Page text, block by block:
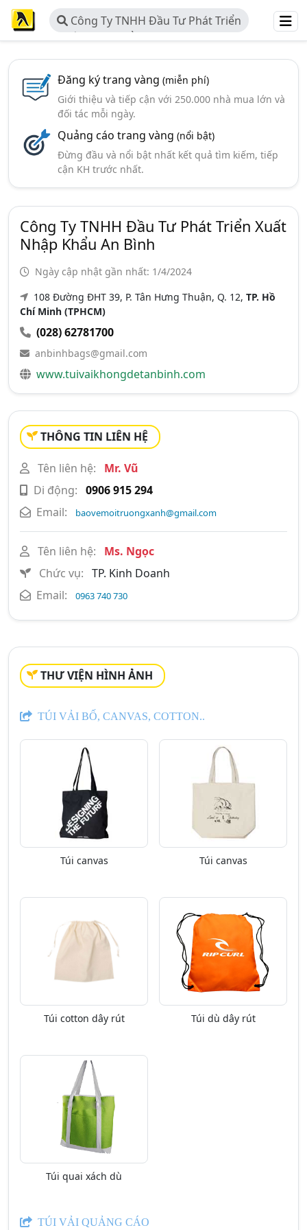
Công Ty TNHH Đầu Tư Phát Triển
Xuất Nhập Khẩu An Bình
Đăng ký trang vàng (miễn phí)
Giới thiệu và tiếp cận với 250.000 nhà mua lớn và
đối tác mỗi ngày.
Quảng cáo trang vàng (nổi bật)
Đừng đầu và nổi bật nhất kết quả tìm kiếm, tiếp
cận KH trước nhất.
Công Ty TNHH Đầu Tư Phát Triển Xuất
Nhập Khẩu An Bình
Ngày cập nhật gần nhất: 1/4/2024
108 Đường ĐHT 39, P. Tân Hưng Thuận, Q. 12, TP. Hồ
Chí Minh (TPHCM)
(028) 62781700
anbinhbags@gmail.com
www.tuivaikhongdetanbinh.com
THÔNG TIN LIÊN HỆ
Tên liên hệ:
Mr. Vũ
Di động: 0906 915 294
Email:
baovemoitruongxanh@gmail.com
Tên liên hệ:
Ms. Ngọc
Chức vụ: TP. Kinh Doanh
Email:
0963 740 730
THƯ VIỆN HÌNH ẢNH
TÚI VẢI BỐ, CANVAS, COTTON..
Túi canvas Túi canvas
Túi cotton dây rút Túi dù dây rút
Túi quai xách dù
TÚI VẢI QUẢNG CÁO